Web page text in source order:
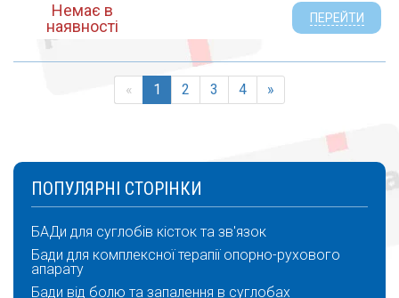
Немає в
наявності
ПЕРЕЙТИ
« 1 2 3 4 »
ПОПУЛЯРНІ СТОРІНКИ
БАДи для суглобів кісток та зв'язок
Бади для комплексної терапії опорно-рухового
апарату
Бади від болю та запалення в суглобах